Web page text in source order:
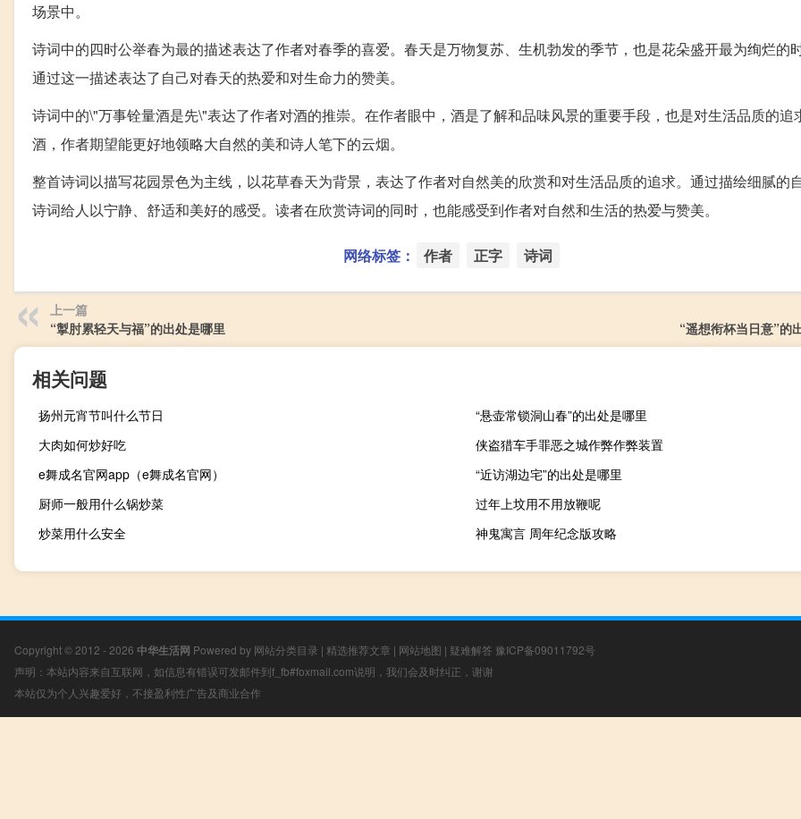
场景中。
诗词中的四时公举春为最的描述表达了作者对春季的喜爱。春天是万物复苏、生机勃发的季节，也是花朵盛开最为绚烂的
通过这一描述表达了自己对春天的热爱和对生命力的赞美。
诗词中的\"万事铨量酒是先\"表达了作者对酒的推崇。在作者眼中，酒是了解和品味风景的重要手段，也是对生活品质的追
酒，作者期望能更好地领略大自然的美和诗人笔下的云烟。
整首诗词以描写花园景色为主线，以花草春天为背景，表达了作者对自然美的欣赏和对生活品质的追求。通过描绘细腻的
诗词给人以宁静、舒适和美好的感受。读者在欣赏诗词的同时，也能感受到作者对自然和生活的热爱与赞美。
网络标签： 作者 正字 诗词
上一篇
“掣肘累轻天与福”的出处是哪里
“遥想衔杯当日意”的
相关问题
扬州元宵节叫什么节日
“悬壶常锁洞山春”的出处是哪里
大肉如何炒好吃
侠盗猎车手罪恶之城作弊作弊装置
e舞成名官网app（e舞成名官网）
“近访湖边宅”的出处是哪里
厨师一般用什么锅炒菜
过年上坟用不用放鞭呢
炒菜用什么安全
神鬼寓言 周年纪念版攻略
Copyright © 2012 - 2026 中华生活网 Powered by 网站分类目录 | 精选推荐文章 | 网站地图 | 疑难解答 豫ICP备09011792号
声明：本站内容来自互联网，如信息有错误可发邮件到f_fb#foxmail.com说明，我们会及时纠正，谢谢
本站仅为个人兴趣爱好，不接盈利性广告及商业合作